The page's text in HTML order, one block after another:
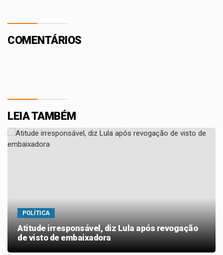
COMENTÁRIOS
LEIA TAMBÉM
POLÍTICA
Atitude irresponsável, diz Lula após revogação
de visto de embaixadora